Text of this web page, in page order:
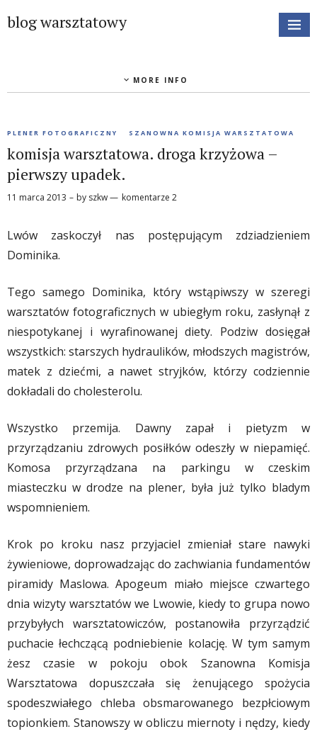
blog warsztatowy
MORE INFO
PLENER FOTOGRAFICZNY SZANOWNA KOMISJA WARSZTATOWA
komisja warsztatowa. droga krzyżowa –
pierwszy upadek.
11 marca 2013 by szkw komentarze 2
Lwów zaskoczył nas postępującym zdziadzieniem
Dominika.
Tego samego Dominika, który wstąpiwszy w szeregi
warsztatów fotograficznych w ubiegłym roku, zasłynął z
niespotykanej i wyrafinowanej diety. Podziw dosięgał
wszystkich: starszych hydraulików, młodszych magistrów,
matek z dziećmi, a nawet stryjków, którzy codziennie
dokładali do cholesterolu.
Wszystko przemija. Dawny zapał i pietyzm w
przyrządzaniu zdrowych posiłków odeszły w niepamięć.
Komosa przyrządzana na parkingu w czeskim
miasteczku w drodze na plener, była już tylko bladym
wspomnieniem.
Krok po kroku nasz przyjaciel zmieniał stare nawyki
żywieniowe, doprowadzając do zachwiania fundamentów
piramidy Maslowa. Apogeum miało miejsce czwartego
dnia wizyty warsztatów we Lwowie, kiedy to grupa nowo
przybyłych warsztatowiczów, postanowiła przyrządzić
puchacie łechczącą podniebienie kolację. W tym samym
żesz czasie w pokoju obok Szanowna Komisja
Warsztatowa dopuszczała się żenującego spożycia
spodeszwiałego chleba obsmarowanego bezpłciowym
topionkiem. Stanowszy w obliczu miernoty i nędzy, kiedy